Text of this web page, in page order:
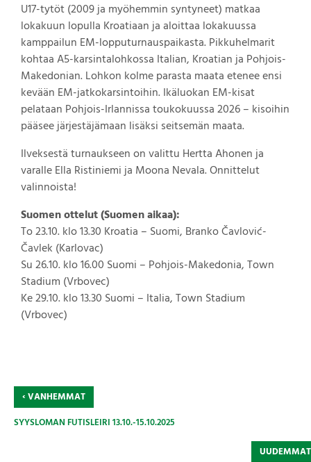
U17-tytöt (2009 ja myöhemmin syntyneet) matkaa
lokakuun lopulla Kroatiaan ja aloittaa lokakuussa
kamppailun EM-lopputurnauspaikasta. Pikkuhelmarit
kohtaa A5-karsintalohkossa Italian, Kroatian ja Pohjois-
Makedonian. Lohkon kolme parasta maata etenee ensi
kevään EM-jatkokarsintoihin. Ikäluokan EM-kisat
pelataan Pohjois-Irlannissa toukokuussa 2026 – kisoihin
pääsee järjestäjämaan lisäksi seitsemän maata.
Ilveksestä turnaukseen on valittu Hertta Ahonen ja
varalle Ella Ristiniemi ja Moona Nevala. Onnittelut
valinnoista!
Suomen ottelut (Suomen aikaa):
To 23.10. klo 13.30 Kroatia – Suomi, Branko Čavlović-
Čavlek (Karlovac)
Su 26.10. klo 16.00 Suomi – Pohjois-Makedonia, Town
Stadium (Vrbovec)
Ke 29.10. klo 13.30 Suomi – Italia, Town Stadium
(Vrbovec)
‹VANHEMMAT
SYYSLOMAN FUTISLEIRI 13.10.-15.10.2025